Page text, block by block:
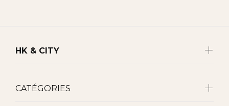
HK & CITY
CATÉGORIES